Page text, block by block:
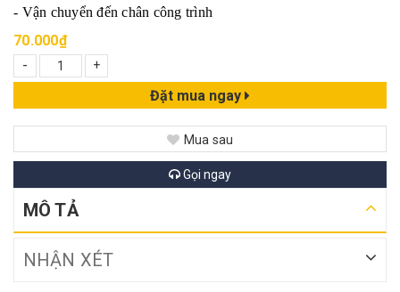
- Vận chuyển đến chân công trình
70.000₫
-
+
Đặt mua ngay
Mua sau
Gọi ngay
MÔ TẢ
NHẬN XÉT